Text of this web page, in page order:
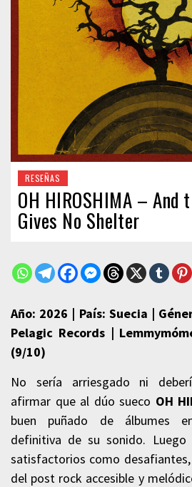
RESEÑAS
OH HIROSHIMA – And
Gives No Shelter
Año: 2026 | País: Suecia |
Pelagic Records |
(9/10)
No sería arriesgado ni
afirmar que al dúo sueco OH
buen puñado de álbumes
definitiva de su sonido. Luego
satisfactorios como
del post rock accesible y